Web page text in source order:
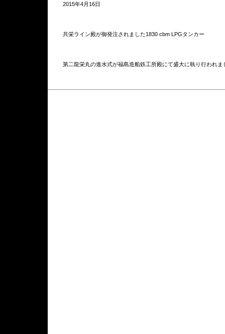
2015年4月16日
共栄ライン殿が御発注されました1830 cbm LPGタンカー
第二龍栄丸の進水式が福島造船鉄工所殿にて盛大に執り行われま